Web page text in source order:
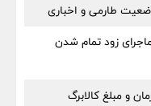
طارمی و اخباری
زود تمام شدن